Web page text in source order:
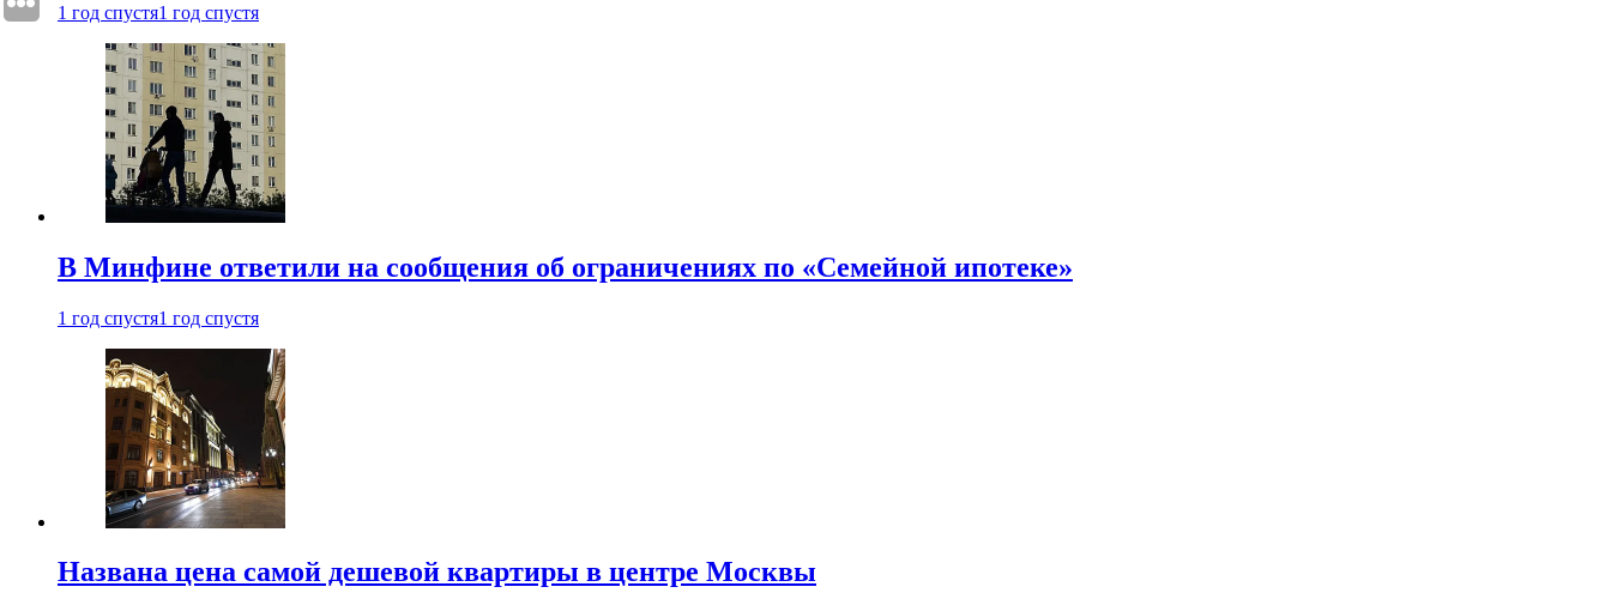
1 год спустя1 год спустя
В Минфине ответили на сообщения об ограничениях по «Семейной ипотеке»
1 год спустя1 год спустя
Названа цена самой дешевой квартиры в центре Москвы